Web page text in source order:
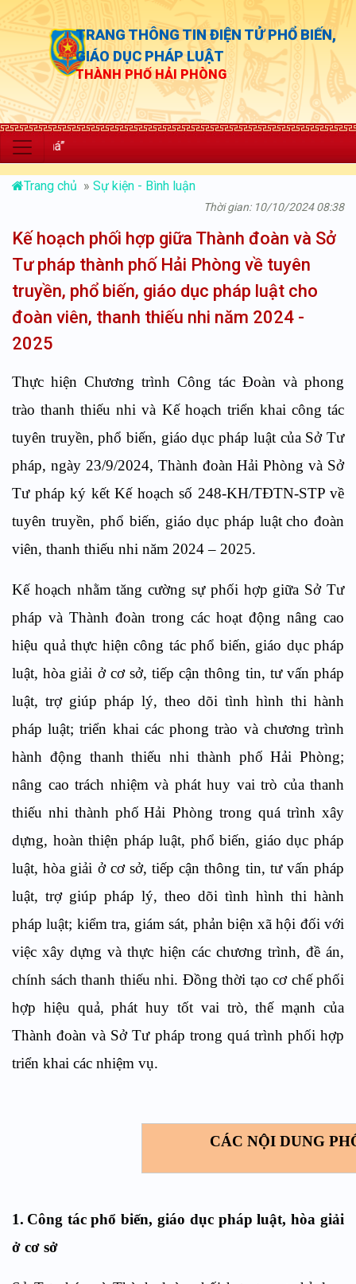
TRANG THÔNG TIN ĐIỆN TỬ PHỔ BIẾN,
GIÁO DỤC PHÁP LUẬT
THÀNH PHỐ HẢI PHÒNG
Trang chủ » Sự kiện - Bình luận
Thời gian: 10/10/2024 08:38
Kế hoạch phối hợp giữa Thành đoàn và Sở
Tư pháp thành phố Hải Phòng về tuyên
truyền, phổ biến, giáo dục pháp luật cho
đoàn viên, thanh thiếu nhi năm 2024 -
2025
Thực hiện Chương trình Công tác Đoàn và phong
trào thanh thiếu nhi và Kế hoạch triển khai công tác
tuyên truyền, phổ biến, giáo dục pháp luật của Sở Tư
pháp, ngày 23/9/2024, Thành đoànHải Phòng và Sở
Tư pháp ký kết Kế hoạch số 248-KH/TĐTN-STP về
tuyên truyền, phổ biến, giáo dục pháp luật cho đoàn
viên, thanh thiếu nhi năm 2024 – 2025.
Kế hoạch nhằm tăng cường sự phối hợp giữa Sở Tư
pháp và Thành đoàn trong các hoạt động nâng cao
hiệu quả thực hiện công tác phổ biến, giáo dục pháp
luật, hòa giải ở cơ sở, tiếp cận thông tin, tư vấn pháp
luật, trợ giúp pháp lý, theo dõi tình hình thi hành
pháp luật; triển khai các phong trào và chương trình
hành động thanhthiếu nhi thành phố Hải Phòng;
nâng cao trách nhiệm và phát huy vai trò của thanh
thiếu nhi thành phố Hải Phòng trong quá trình xây
dựng, hoàn thiện pháp luật, phổ biến, giáo dục pháp
luật, hòa giải ở cơ sở, tiếp cận thông tin, tư vấn pháp
luật, trợ giúp pháp lý, theo dõi tình hình thi hành
pháp luật; kiểm tra, giám sát, phản biện xã hội đối với
việc xây dựng và thực hiện các chương trình, đề án,
chính sách thanh thiếu nhi. Đồng thời tạo cơ chế phối
hợp hiệu quả, phát huy tốt vai trò, thế mạnh của
Thành đoàn và Sở Tư pháp trong quá trình phối hợp
triển khai các nhiệm vụ.
CÁCNỘI DUNG
1. Công tác phổ biến, giáo dục pháp luật, hòa giải
ở cơ sở